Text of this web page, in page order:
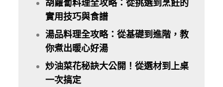
胡蘿蔔料理全攻略：從挑選到烹飪的
實用技巧與食譜
湯品料理全攻略：從基礎到進階，教
你煮出暖心好湯
炒油菜花秘訣大公開！從選材到上桌
一次搞定